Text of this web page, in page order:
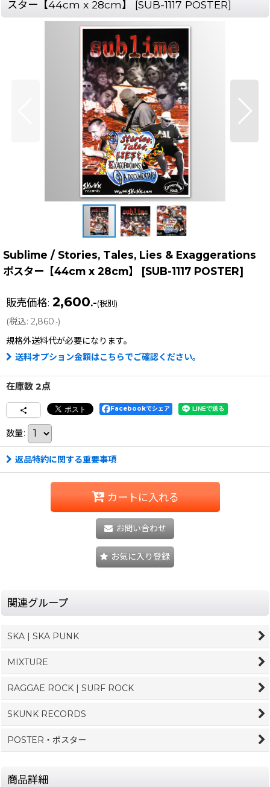
スター【44cm x 28cm】
[SUB-1117 POSTER]
Sublime / Stories, Tales, Lies & Exaggerations
ポスター【44cm x 28cm】
[SUB-1117 POSTER]
販売価格: 2,600.-(税別)
(税込: 2,860.-)
規格外送料代が必要になります。
送料オプション金額はこちらでご確認ください。
在庫数 2点
Facebookでシェア
数量:
返品特約に関する重要事項
カートに入れる
お問い合わせ
お気に入り登録
関連グループ
SKA | SKA PUNK
MIXTURE
RAGGAE ROCK | SURF ROCK
SKUNK RECORDS
POSTER・ポスター
商品詳細